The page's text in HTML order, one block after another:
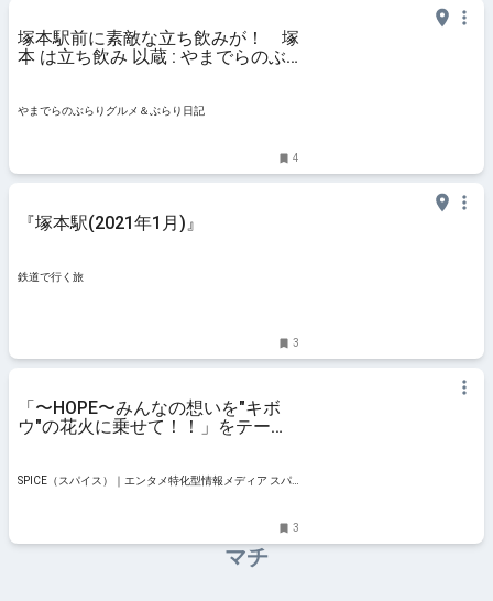
塚本駅前に素敵な立ち飲みが！ 塚
本 は立ち飲み 以蔵 : やまでらのぶ
やまでらのぶらりグルメ＆ぶらり日記
4
『塚本駅(2021年1月)』
鉄道で行く旅
3
「〜HOPE〜みんなの想いを"キボ
ウ"の花火に乗せて！！」をテーマ
声 | SPICE - エンタメ特化型情報メ
SPICE（スパイス）｜エンタメ特化型情報メディア スパ
3
マチ